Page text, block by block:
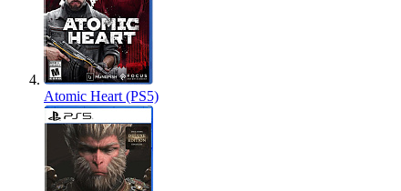
Atomic Heart (PS5)